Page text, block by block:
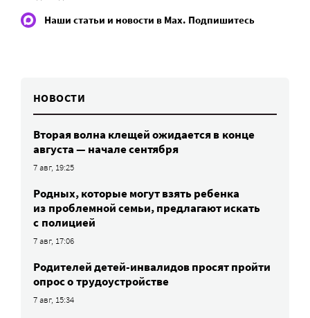
Наши статьи и новости в Max. Подпишитесь
НОВОСТИ
Вторая волна клещей ожидается в конце
августа — начале сентября
7 авг, 19:25
Родных, которые могут взять ребенка
из проблемной семьи, предлагают искать
с полицией
7 авг, 17:06
Родителей детей-инвалидов просят пройти
опрос о трудоустройстве
7 авг, 15:34